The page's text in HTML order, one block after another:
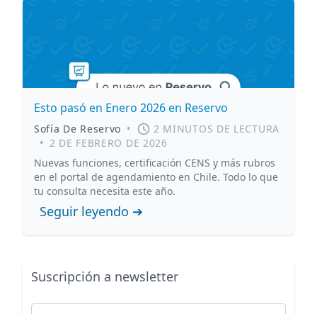
Esto pasó en Enero 2026 en Reservo
Sofía De Reservo •
2 MINUTOS DE LECTURA
• 2 DE FEBRERO DE 2026
Nuevas funciones, certificación CENS y más rubros
en el portal de agendamiento en Chile. Todo lo que
tu consulta necesita este año.
Seguir leyendo ➔
Suscripción a newsletter